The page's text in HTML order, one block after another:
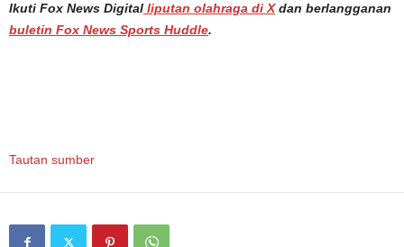
Ikuti Fox News Digital liputan olahraga di Xdan berlangganan
buletin Fox News Sports Huddle.
Tautan sumber